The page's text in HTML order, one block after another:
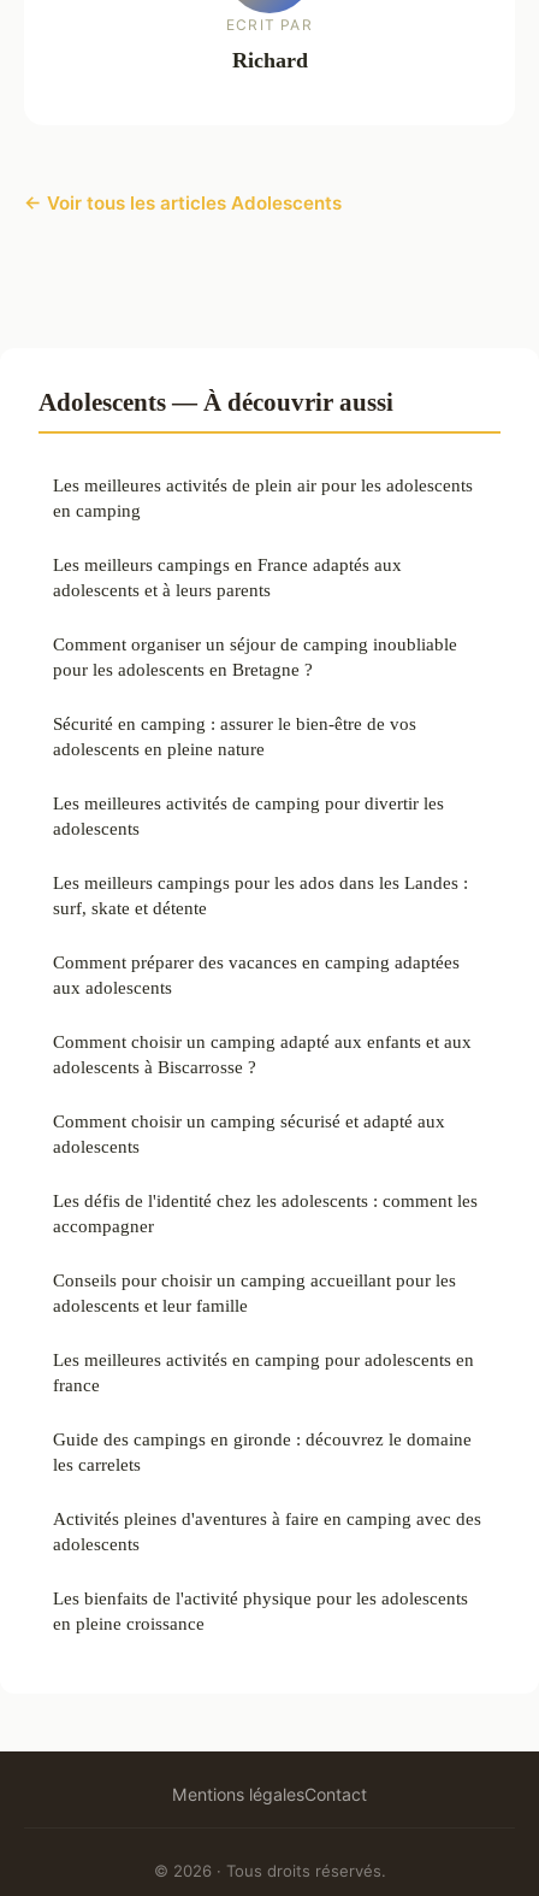
ECRIT PAR
Richard
← Voir tous les articles Adolescents
Adolescents — À découvrir aussi
Les meilleures activités de plein air pour les adolescents
en camping
Les meilleurs campings en France adaptés aux
adolescents et à leurs parents
Comment organiser un séjour de camping inoubliable
pour les adolescents en Bretagne ?
Sécurité en camping : assurer le bien-être de vos
adolescents en pleine nature
Les meilleures activités de camping pour divertir les
adolescents
Les meilleurs campings pour les ados dans les Landes :
surf, skate et détente
Comment préparer des vacances en camping adaptées
aux adolescents
Comment choisir un camping adapté aux enfants et aux
adolescents à Biscarrosse ?
Comment choisir un camping sécurisé et adapté aux
adolescents
Les défis de l'identité chez les adolescents : comment les
accompagner
Conseils pour choisir un camping accueillant pour les
adolescents et leur famille
Les meilleures activités en camping pour adolescents en
france
Guide des campings en gironde : découvrez le domaine
les carrelets
Activités pleines d'aventures à faire en camping avec des
adolescents
Les bienfaits de l'activité physique pour les adolescents
en pleine croissance
Mentions légalesContact
© 2026 · Tous droits réservés.